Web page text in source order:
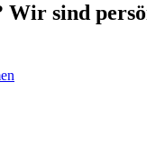
Wir sind